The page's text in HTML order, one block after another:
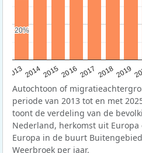
20132014201520162017 20182019
20%
20%
Autochtoon of
periode van 2013 tot en met
toont de verdeling van de
Nederland, herkomst uit
Europa in de buurt
Weerbroek per jaar.